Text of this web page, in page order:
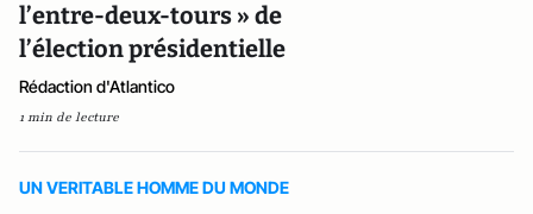
l’entre-deux-tours » de
l’élection présidentielle
Rédaction d'Atlantico
1 min de lecture
UN VERITABLE HOMME DU MONDE